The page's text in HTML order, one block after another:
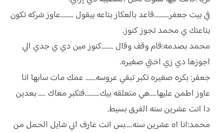
في بيت جعفر..........قاعد بالعكاز بتاعه بيقول .........عاوز شركه تكون
بتاعتك ي محمد تجوز كنوز.
محمد بصدمه:قام وقف وقال ........كنوز مين دي ي جدي الي
اجوزها دي زي اختي صغيره.
جعفر: بكره صغيره تكبر تبقي عروسه....... عمك مات سابها انا
عاوز اطمن عليها.....هي متعلقه بيك..........فتكبر معاك ..... بعدين
دا انت عشرين سنه الفرق بسيط.
محمد:انا اه عشرين سنه.....بس انت عارف اني شايل الحمل من